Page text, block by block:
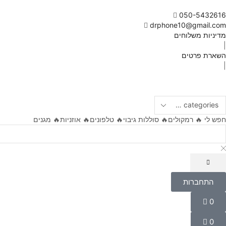
050-5432616
drphone10@gmail.com
מדיניות משלוחים
השארת פרטים
חפש לי 🔥 רמקולים🔥 סוללות גיבוי🔥 טלפונים🔥 אוזניות🔥 מגנים
שם משתמש או כתובת אימייל
התחברות
0
0